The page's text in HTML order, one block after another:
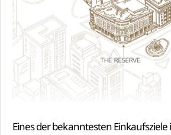
Eines der bekanntesten Einkaufsziele